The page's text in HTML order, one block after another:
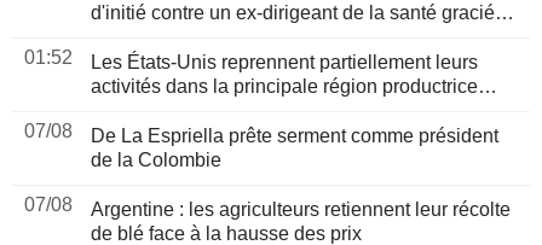
d'initié contre un ex-dirigeant de la santé gracié
01:52
Les États-Unis reprennent partiellement leurs
activités dans la principale région productrice
07/08
De La Espriella prête serment comme président
de la Colombie
07/08
Argentine : les agriculteurs retiennent leur récolte
de blé face à la hausse des prix